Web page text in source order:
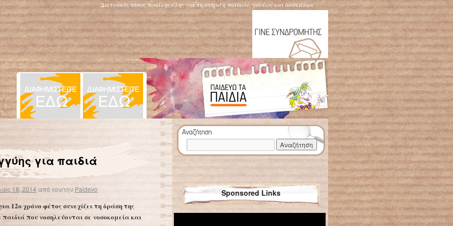
Δικτυακός τόπος ποικίλης ύλης για τη στήριξη παιδιών, γονέων και δασκάλων
για παιδιά
18, 2014 από τον/την Paidevo
12ο χρόνο φέτος συνεχίζει τη δράση της
που νοσηλεύονται σε νοσοκομεία και
Sponsored Links